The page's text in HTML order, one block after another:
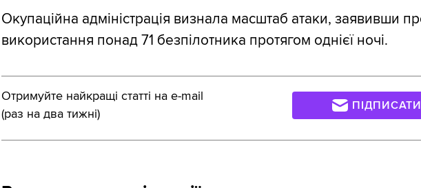
Окупаційна адміністрація визнала масштаб атаки, заявивши
використання понад 71 безпілотника протягом однієї ночі.
Отримуйте найкращі статті на e-mail
(раз на два тижні)